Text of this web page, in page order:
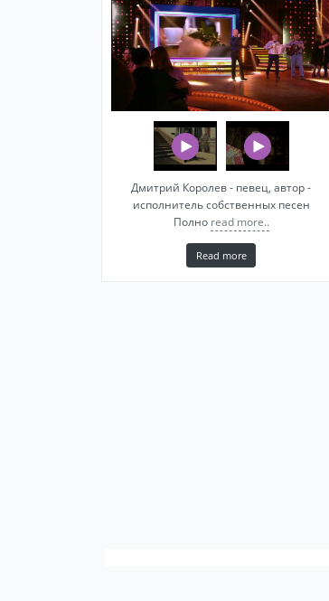
Дмитрий Королев - певец, автор -
исполнитель собственных песен
Полно read more..
Read more